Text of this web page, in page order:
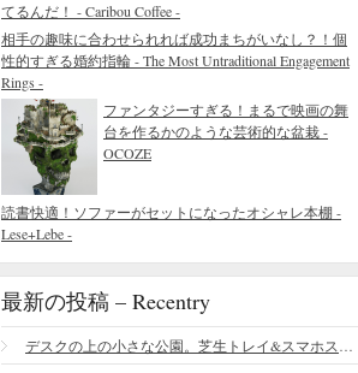
てるんだ！ - Caribou Coffee -
相手の趣味に合わせられれば成功まちがいなし？！個
性的すぎる婚約指輪 - The Most Untraditional Engagement
Rings -
ファンタジーすぎる！まるで映画の舞
台を作るかのような芸術的な盆栽 -
OCOZE
読書快適！ソファーがセットになったオシャレ本棚 -
Lese+Lebe -
最新の投稿 – Recentry